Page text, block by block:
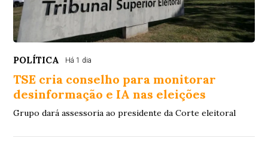
POLÍTICA Há 1 dia
TSE cria conselho para monitorar
desinformação e IA nas eleições
Grupo dará assessoria ao presidente da Corte eleitoral